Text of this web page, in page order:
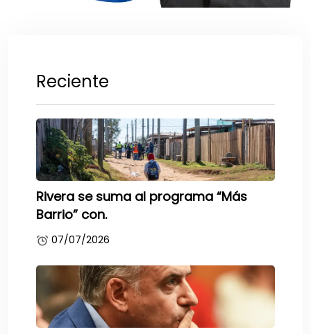
Reciente
Rivera se suma al programa “Más
Barrio” con.
07/07/2026